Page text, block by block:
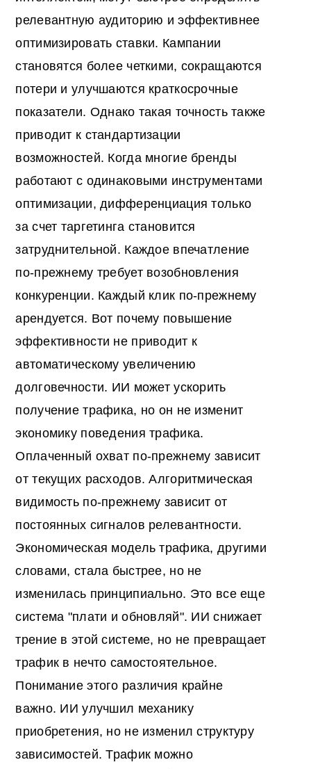
релевантную аудиторию и эффективнее
оптимизировать ставки. Кампании
становятся более четкими, сокращаются
потери и улучшаются краткосрочные
показатели. Однако такая точность также
приводит к стандартизации
возможностей. Когда многие бренды
работают с одинаковыми инструментами
оптимизации, дифференциация только
за счет таргетинга становится
затруднительной. Каждое впечатление
по-прежнему требует возобновления
конкуренции. Каждый клик по-прежнему
арендуется. Вот почему повышение
эффективности не приводит к
автоматическому увеличению
долговечности. ИИ может ускорить
получение трафика, но он не изменит
экономику поведения трафика.
Оплаченный охват по-прежнему зависит
от текущих расходов. Алгоритмическая
видимость по-прежнему зависит от
постоянных сигналов релевантности.
Экономическая модель трафика, другими
словами, стала быстрее, но не
изменилась принципиально. Это все еще
система "плати и обновляй". ИИ снижает
трение в этой системе, но не превращает
трафик в нечто самостоятельное.
Понимание этого различия крайне
важно. ИИ улучшил механику
приобретения, но не изменил структуру
зависимостей. Трафик можно